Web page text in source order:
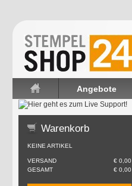
Startseite
Angebote
Warenkorb
KEINE ARTIKEL
VERSAND
€ 0,00
GESAMT
€ 0,00